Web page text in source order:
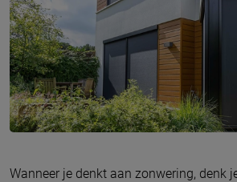
Wanneer je denkt aan zonwering, denk